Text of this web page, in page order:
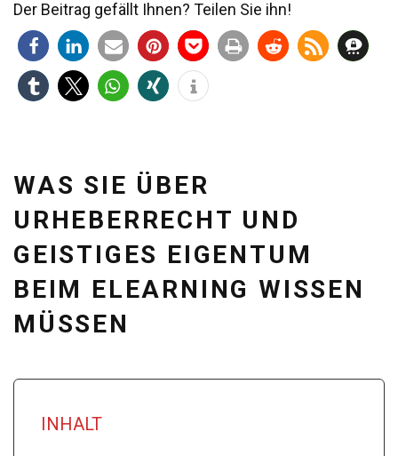
Der Beitrag gefällt Ihnen? Teilen Sie ihn!
WAS SIE ÜBER
URHEBERRECHT UND
GEISTIGES EIGENTUM
BEIM ELEARNING WISSEN
MÜSSEN
INHALT